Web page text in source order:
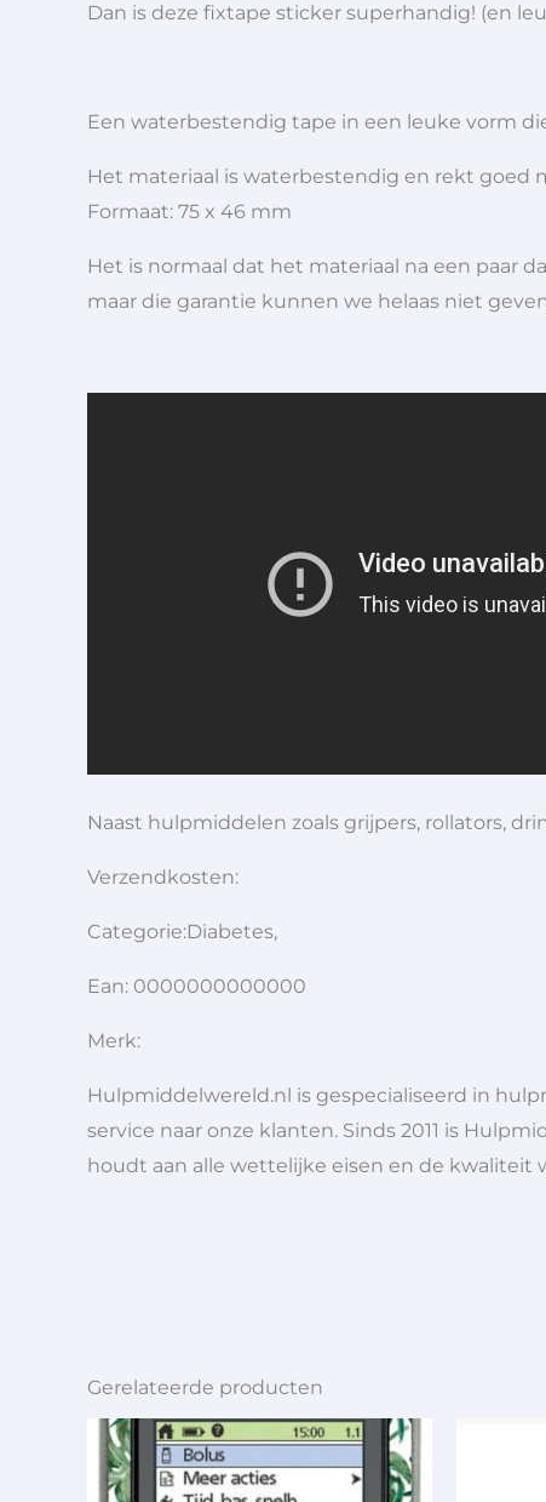
Dan is deze fixtape sticker superhandig! (en
Een waterbestendig tape in een leuke vorm
Het materiaal is waterbestendig en rekt goed
Formaat: 75 x 46 mm
Het is normaal dat het materiaal na een paar
maar die garantie kunnen we helaas niet
Naast hulpmiddelen zoals grijpers, rollators,
Verzendkosten:
Categorie:Diabetes,
Ean: 0000000000000
Merk:
Hulpmiddelwereld.nl is gespecialiseerd in
service naar onze klanten. Sinds 2011 is
houdt aan alle wettelijke eisen en de kwaliteit
Gerelateerde producten